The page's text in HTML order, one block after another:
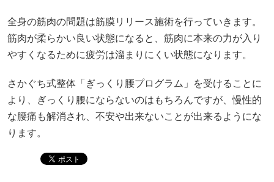
全身の筋肉の問題は筋膜リリース施術を行っていきます。
筋肉が柔らかい良い状態になると、筋肉に本来の力が入り
やすくなるために疲労は溜まりにくい状態になります。
さかぐち式整体「ぎっくり腰プログラム」を受けることに
より、ぎっくり腰にならないのはもちろんですが、慢性的
な腰痛も解消され、不安や出来ないことが出来るようにな
ります。